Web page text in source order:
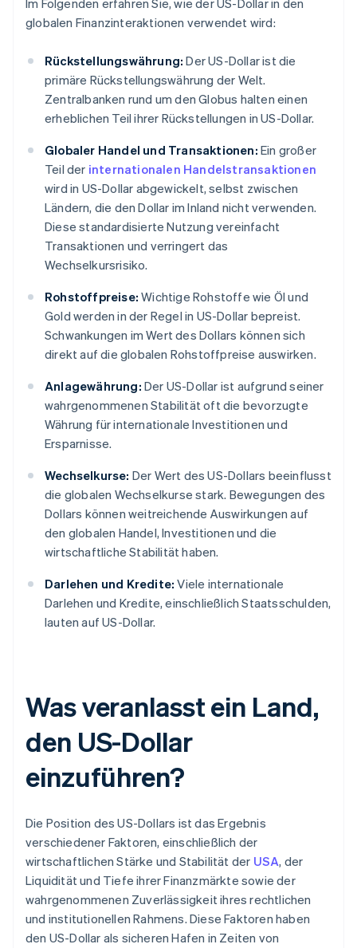
Im Folgenden erfahren Sie, wie der US-Dollar in den
globalen Finanzinteraktionen verwendet wird:
Rückstellungswährung: Der US-Dollar ist die
primäre Rückstellungswährung der Welt.
Zentralbanken rund um den Globus halten einen
erheblichen Teil ihrer Rückstellungen in US-Dollar.
Globaler Handel und Transaktionen: Ein großer
Teil der internationalen Handelstransaktionen
wird in US-Dollar abgewickelt, selbst zwischen
Ländern, die den Dollar im Inland nicht verwenden.
Diese standardisierte Nutzung vereinfacht
Transaktionen und verringert das
Wechselkursrisiko.
Rohstoffpreise: Wichtige Rohstoffe wie Öl und
Gold werden in der Regel in US-Dollar bepreist.
Schwankungen im Wert des Dollars können sich
direkt auf die globalen Rohstoffpreise auswirken.
Anlagewährung: Der US-Dollar ist aufgrund seiner
wahrgenommenen Stabilität oft die bevorzugte
Währung für internationale Investitionen und
Ersparnisse.
Wechselkurse: Der Wert des US-Dollars beeinflusst
die globalen Wechselkurse stark. Bewegungen des
Dollars können weitreichende Auswirkungen auf
den globalen Handel, Investitionen und die
wirtschaftliche Stabilität haben.
Darlehen und Kredite: Viele internationale
Darlehen und Kredite, einschließlich Staatsschulden,
lauten auf US-Dollar.
Was veranlasst ein Land,
den US-Dollar
einzuführen?
Die Position des US-Dollars ist das Ergebnis
verschiedener Faktoren, einschließlich der
wirtschaftlichen Stärke und Stabilität der USA, der
Liquidität und Tiefe ihrer Finanzmärkte sowie der
wahrgenommenen Zuverlässigkeit ihres rechtlichen
und institutionellen Rahmens. Diese Faktoren haben
den US-Dollar als sicheren Hafen in Zeiten von